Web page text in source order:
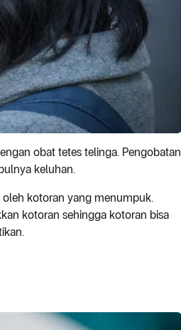
obat tetes telinga. Pengobatan
keluhan.
oleh kotoran yang menumpuk.
kotoran sehingga kotoran bisa